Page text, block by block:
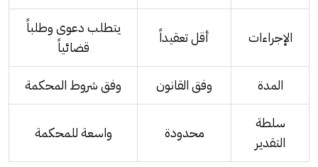
الإجراءات أقل تعقيداً
يتطلب دعوى وطلباً
قضائياً
المدة
وفق القانون
وفق شروط المحكمة
سلطة
التقدير
محدودة واسعة للمحكمة